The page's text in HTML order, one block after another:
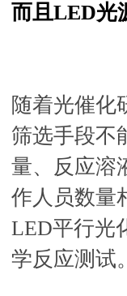
而且LED光
随着光催化
筛选手段不
量、反应溶
作人员数量
LED平行光
学反应测试